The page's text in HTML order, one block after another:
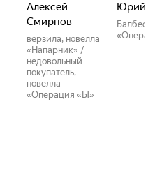
Алексей
Смирнов
верзила, новелла
«Напарник» /
недовольный
покупатель,
новелла
«Операция «Ы»
Юрий